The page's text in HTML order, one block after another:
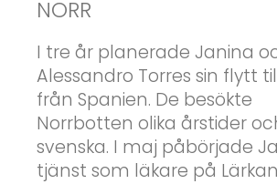
NORR
I tre år planerade Janina
Alessandro Torres sin flytt
från Spanien. De besökte
Norrbotten olika årstider
svenska. I maj påbörjade
tjänst som läkare på